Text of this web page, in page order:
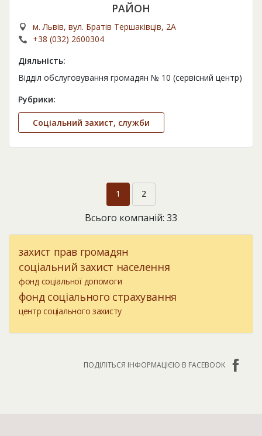
РАЙОН
м. Львів, вул. Братів Тершаківців, 2А
+38 (032) 2600304
Діяльність:
Відділ обслуговування громадян № 10 (сервісний центр)
Рубрики:
Соціальний захист, служби
1 2
Всього компаній: 33
захист прав громадян
соціальний захист населення
фонд соціальної допомоги
фонд соціального страхування
центр соціального захисту
ПОДІЛІТЬСЯ ІНФОРМАЦІЄЮ В FACEBOOK